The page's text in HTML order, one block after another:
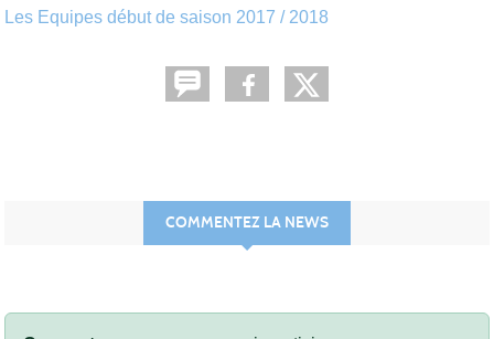
Les Equipes début de saison 2017 / 2018
COMMENTEZ LA NEWS